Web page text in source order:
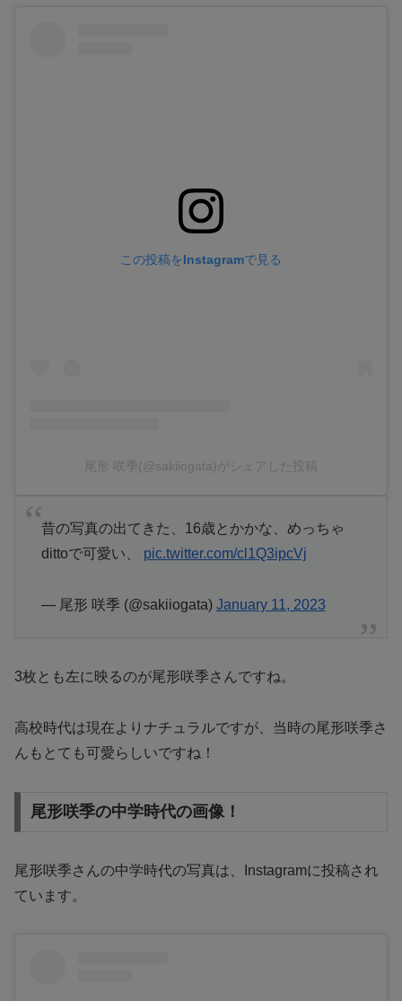
この投稿をInstagramで見る
尾形 咲季(@sakiiogata)がシェアした投稿
昔の写真の出てきた、16歳とかかな、めっちゃ
dittoで可愛い、 pic.twitter.com/cl1Q3ipcVj
— 尾形 咲季 (@sakiiogata) January 11, 2023
3枚とも左に映るのが尾形咲季さんですね。
高校時代は現在よりナチュラルですが、当時の尾形咲季さ
んもとても可愛らしいですね！
尾形咲季の中学時代の画像！
尾形咲季さんの中学時代の写真は、Instagramに投稿され
ています。